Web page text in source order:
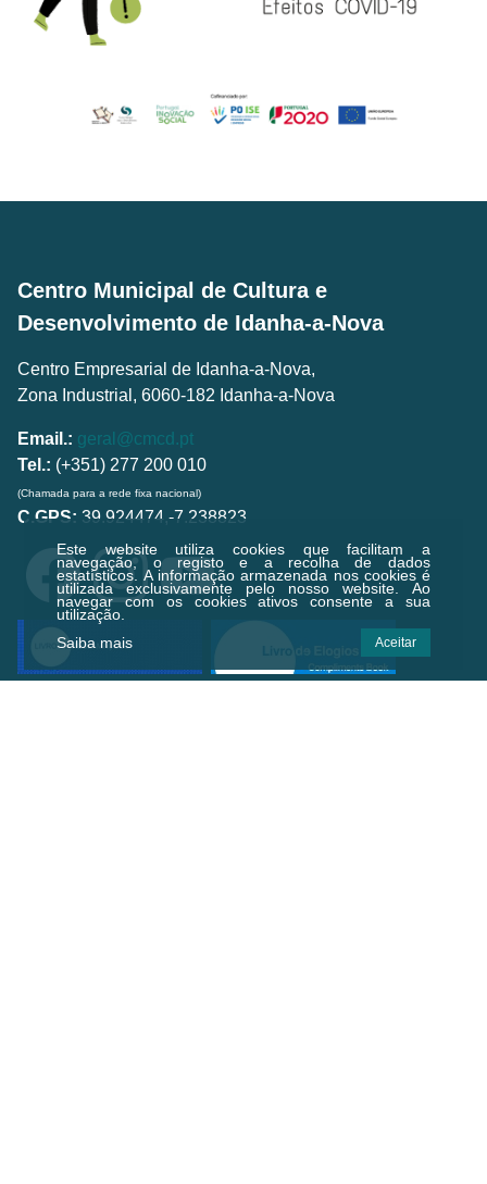
Este website utiliza cookies que facilitam a
navegação, o registo e a recolha de dados
estatísticos.A informação armazenada nos cookies é
utilizada exclusivamente pelo nosso website. Ao
navegar com os cookies ativos consente a sua
utilização.
Saiba mais
Aceitar
Centro Municipal de Cultura e
Desenvolvimento de Idanha-a-Nova
Centro Empresarial de Idanha-a-Nova,
Zona Industrial, 6060-182 Idanha-a-Nova
Email.: geral@cmcd.pt
Tel.: (+351) 277 200 010
(Chamada para a rede fixa nacional)
C.GPS: 39.924474,-7.238823